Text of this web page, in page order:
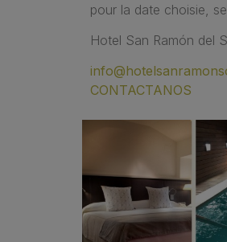
pour la date choisie,
Hotel San Ramón del
CONTACTANOS